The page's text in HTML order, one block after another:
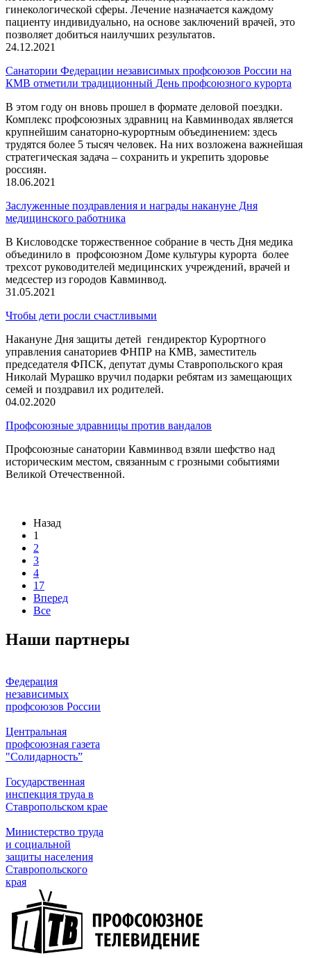
гинекологической сферы. Лечение назначается каждому
пациенту индивидуально, на основе заключений врачей, это
позволяет добиться наилучших результатов.
24.12.2021
Санатории Федерации независимых профсоюзов России на
КМВ отметили традиционный День профсоюзного курорта
В этом году он вновь прошел в формате деловой поездки.
Комплекс профсоюзных здравниц на Кавминводах является
крупнейшим санаторно-курортным объединением: здесь
трудятся более 5 тысяч человек. На них возложена важнейшая
стратегическая задача – сохранить и укрепить здоровье
россиян.
18.06.2021
Заслуженные поздравления и награды накануне Дня
медицинского работника
В Кисловодске торжественное собрание в честь Дня медика
объединило в профсоюзном Доме культуры курорта более
трехсот руководителей медицинских учреждений, врачей и
медсестер из городов Кавминвод.
31.05.2021
Чтобы дети росли счастливыми
Накануне Дня защиты детей гендиректор Курортного
управления санаториев ФНПР на КМВ, заместитель
председателя ФПСК, депутат думы Ставропольского края
Николай Мурашко вручил подарки ребятам из замещающих
семей и поздравил их родителей.
04.02.2020
Профсоюзные здравницы против вандалов
Профсоюзные санатории Кавминвод взяли шефство над
историческим местом, связанным с грозными событиями
Великой Отечественной.
Назад
1
2
3
4
17
Вперед
Все
Наши партнеры
Федерация
независимых
профсоюзов России
Центральная
профсоюзная газета
"Солидарность”
Государственная
инспекция труда в
Ставропольском крае
Министерство труда
и социальной
защиты населения
Ставропольского
края